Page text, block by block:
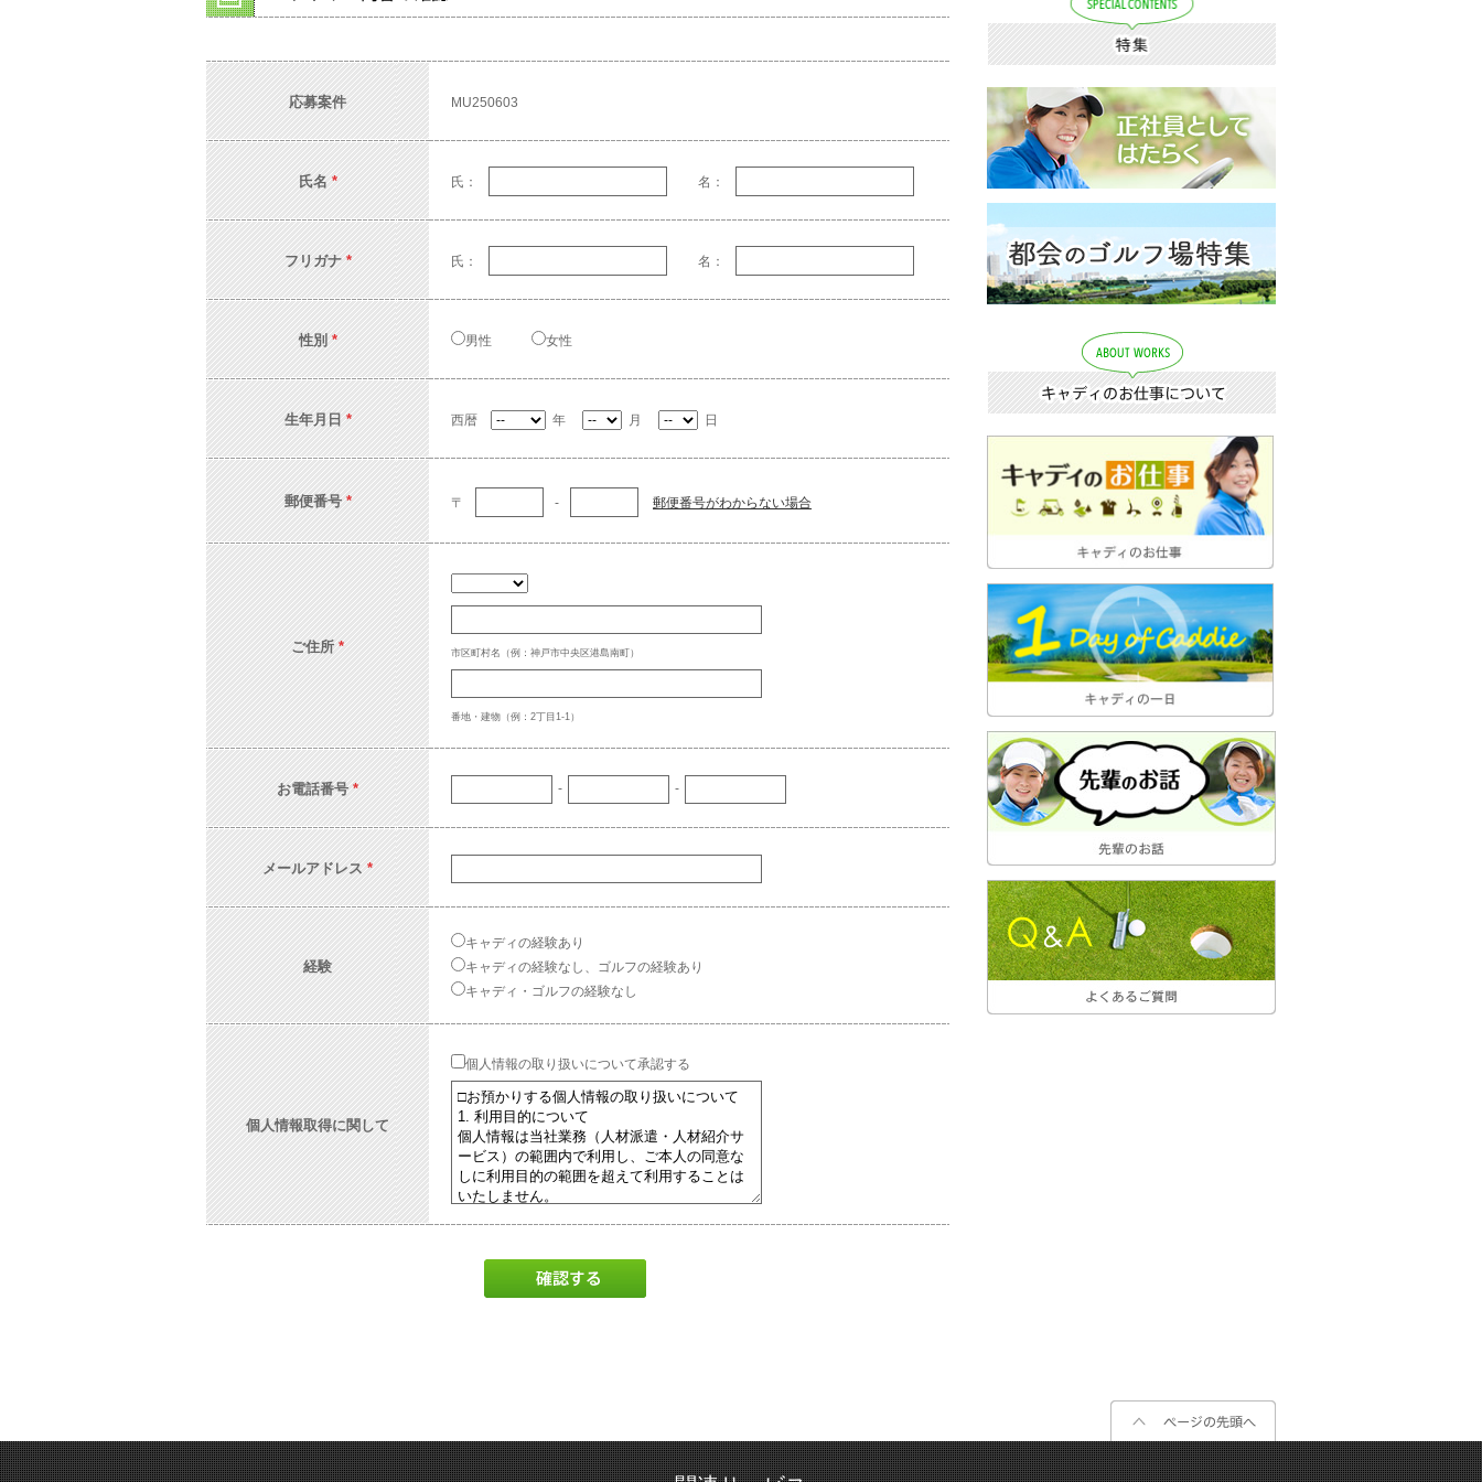
応募案件 MU250603
氏名 * 氏： 名：
フリガナ* 氏： 名：
性別 * 男性 女性
生年月日 * 西暦 年 月 日
郵便番号* 〒 - 郵便番号がわからない場合
ご住所* 市区町村名（例：神戸市中央区港島南町）
番地・建物（例：2丁目1-1）
お電話番号* - -
メールアドレス *
経験
キャディの経験あり
キャディの経験なし、ゴルフの経験あり
キャディ・ゴルフの経験なし
個人情報取得に関して
個人情報の取り扱いについて承認する